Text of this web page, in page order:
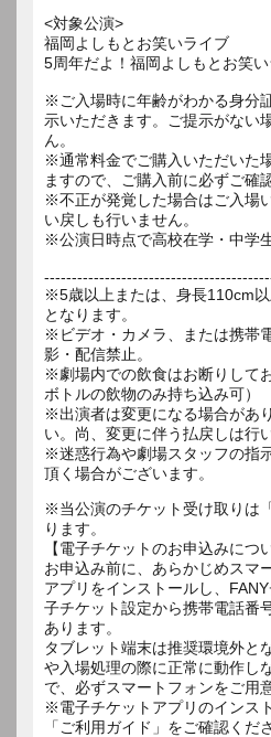
<対象公演>
福岡よしもとお笑いライブ
5周年だよ！福岡よしもとお笑
※ご入場時に年齢がわかる身分
示いただきます。ご提示がない
ん。
※通常料金でご購入いただいた
ますので、ご購入前に必ずご確
※不正が発覚した場合はご入場
い戻しも行いません。
※公演日時点で高校在学・中学
※5歳以上または、身長110cm
となります。
※ビデオ・カメラ、または携帯
影・配信禁止。
※劇場内での飲食はお断りして
ボトルの飲物のみ持ち込み可）
※出演者は変更になる場合があ
い。尚、変更に伴う払戻しは行
※迷惑行為や劇場スタッフの指
※当公演のチケット受け取りは
ります。
【電子チケットのお申込みにつ
お申込み前に、あらかじめスマ
アプリをインストールし、
子チケット設定から携帯電話番
あります。
タブレット端末は推奨環境外と
や入場処理の際に正常に動作し
で、必ずスマートフォンをご用
※電子チケットアプリのインス
「ご利用ガイド」をご確認くだ